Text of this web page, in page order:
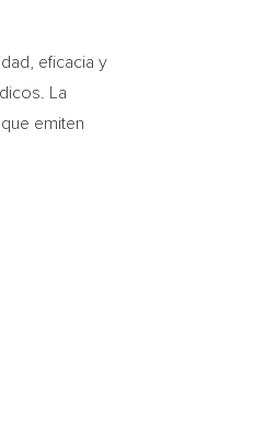
eficacia y
La
emiten